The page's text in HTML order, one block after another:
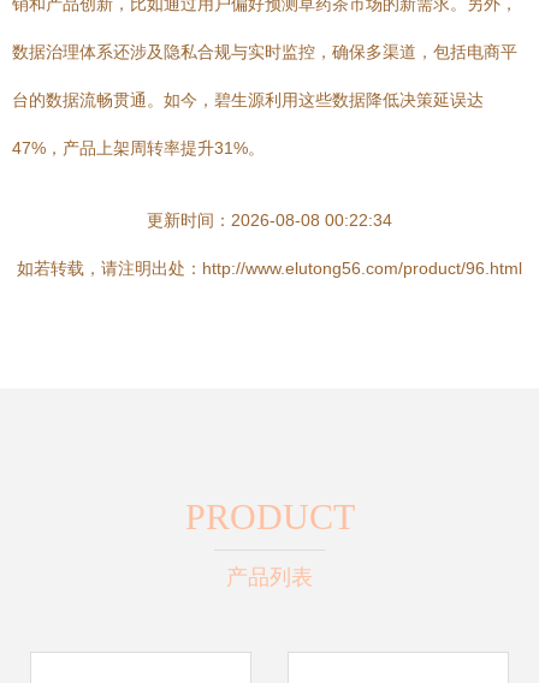
数据治理体系还涉及隐私合规与实时监控，确保多渠道，包括电商平
台的数据流畅贯通。如今，碧生源利用这些数据降低决策延误达
47%，产品上架周转率提升31%。
更新时间：2026-08-08 00:22:34
如若转载，请注明出处：http://www.elutong56.com/product/96.html
PRODUCT
产品列表